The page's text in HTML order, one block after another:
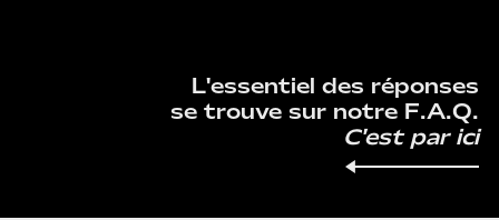
L'essentiel des réponses
se trouve sur notre F.A.Q.
C'est par ici